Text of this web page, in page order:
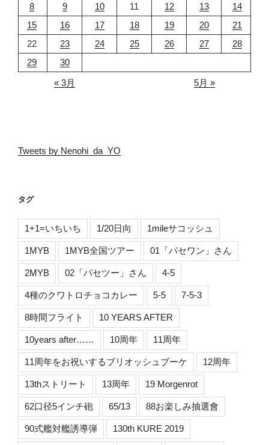
8
9 10 11 12 13
14
15
16 17 18 19 20
21
22
23 24 25 26 27
28
29
30
« 3月
5月 »
Tweets by Nenohi_da_YO
タグ
1+1=いちいち 1/20日向 1mileサコッシュ
1MYB 1MYB全国ツアー 01「パセワン」さん
2MYB 02「パセツー」さん 4-5
4種のクワトロチョコカレー 5-5 7-5-3
8時間フライト 10 YEARS AFTER
10years after…… 10周年 11周年
11周年をお祝いするブリオッシュブーケ 12周年
13thストリート 13周年 19 Morgenrot
62口径5インチ砲 65/13 88お楽しみ抽選會
90式艦対艦誘導弾 130th KURE 2019